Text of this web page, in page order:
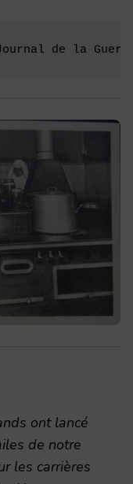
de la
ont lancé
de notre
les carrières